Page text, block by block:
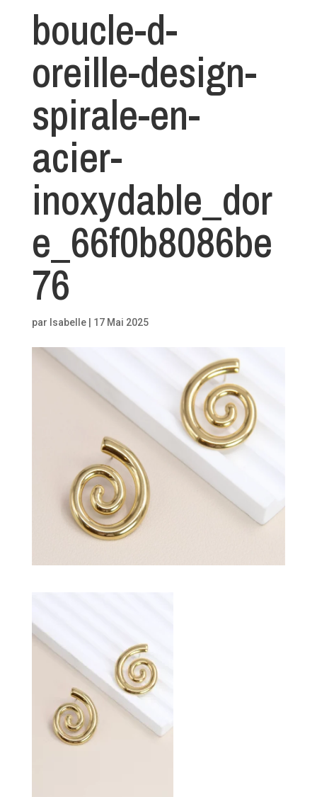
boucle-d-
oreille-design-
spirale-en-
acier-
inoxydable_dor
e_66f0b8086be
76
par Isabelle| 17 Mai 2025